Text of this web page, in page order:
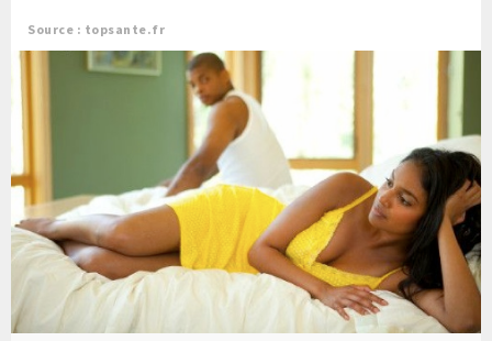
Source : topsante.fr